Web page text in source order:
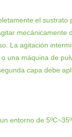
el
La agitación
una máquina de
capa debe
entorno de